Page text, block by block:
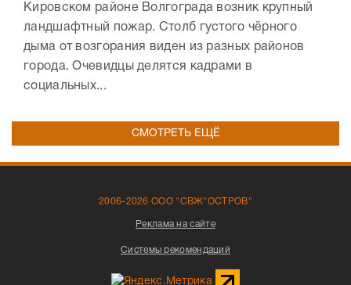
Кировском районе Волгограда возник крупный
ландшафтный пожар. Столб густого чёрного
дыма от возгорания виден из разных районов
города. Очевидцы делятся кадрами в
социальных...
СМОТРЕТЬ ЕЩЁ
2006-2026 ООО "СВЖ"ОСТРОВ"
Реклама на сайте
Системы рекомендаций